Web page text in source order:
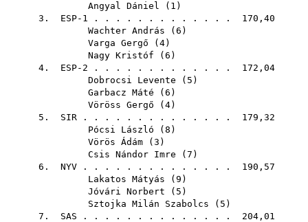
Angyal Dániel ( 1 )
3. ESP-1 . . . . . . . . . . . . . 170,40
Wachter András ( 6 )
Varga Gergő ( 4)
Nagy Kristóf ( 6 )
4. ESP-2 . . . . . . . . . . . . . 172,04
Dobrocsi Levente ( 5 )
Garbacz Máté ( 6 )
Vöröss Gergő ( 4)
5. SIR . . . . . . . . . . . . . . 179,32
Pócsi László ( 8 )
Vörös Ádám ( 3 )
Csis Nándor Imre ( 7 )
6. NYV . . . . . . . . . . . . . . 190,57
Lakatos Mátyás ( 9 )
Jóvári Norbert ( 5 )
Sztojka Milán Szabolcs ( 5 )
7. SAS . . . . . . . . . . . . . . 204,01